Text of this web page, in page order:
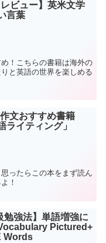
レビュー】英米文学
言葉
！こちらの書籍は海外の
と英語の世界を楽しめる
文おすすめ書籍
ライティング」
ったらこの本をまず読ん
！
勉強法】単語増強に
Pictured+
Words